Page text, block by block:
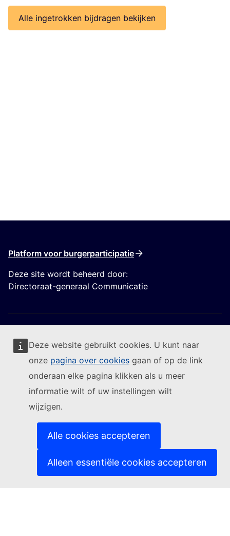
Deze website gebruikt cookies. U kunt naar
onze pagina over cookies gaan of op de link
onderaan elke pagina klikken als u meer
informatie wilt of uw instellingen wilt
wijzigen.
Alle cookies accepteren
Alleen essentiële cookies accepteren
Alle ingetrokken bijdragen bekijken
Platform voor burgerparticipatie
Deze site wordt beheerd door:
Directoraat-generaal Communicatie
Volg de Europese Commissie
Contact(Externe link)
Een IT-kwetsbaarheid melden
Talen op onze websites(Externe link)
(Externe link)
Privacybeleid
Juridische mededeling
(Externe link)